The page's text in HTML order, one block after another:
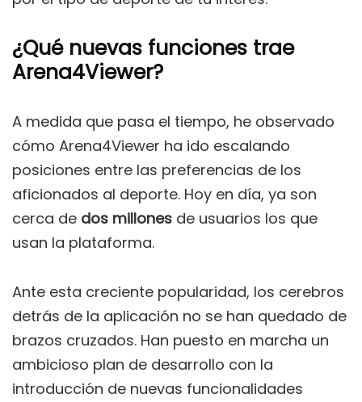
¿Qué nuevas funciones trae
Arena4Viewer?
A medida que pasa el tiempo, he observado
cómo Arena4Viewer ha ido escalando
posiciones entre las preferencias de los
aficionados al deporte. Hoy en día, ya son
cerca de dos millones de usuarios los que
usan la plataforma.
Ante esta creciente popularidad, los cerebros
detrás de la aplicación no se han quedado de
brazos cruzados. Han puesto en marcha un
ambicioso plan de desarrollo con la
introducción de nuevas funcionalidades